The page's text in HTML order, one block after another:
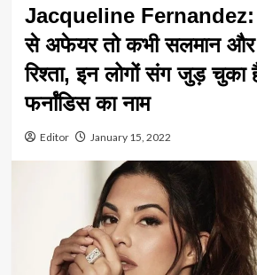
Jacqueline Fernandez:
से अफेयर तो कभी सलमान और
रिश्ता, इन लोगों संग जुड़
फर्नांडिस का नाम
Editor January 15, 2022